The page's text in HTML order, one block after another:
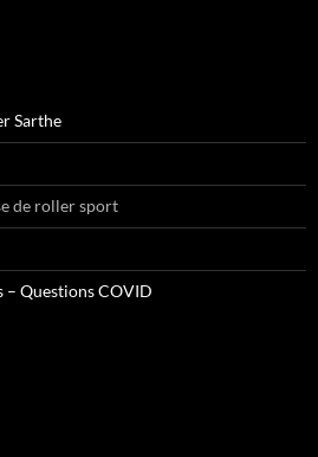
Sarthe
de roller sport
– Questions COVID